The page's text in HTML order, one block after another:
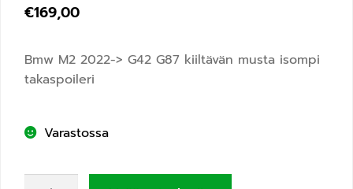
€169,00
Bmw M2 2022-> G42 G87 kiiltävän musta isompi
takaspoileri
Varastossa